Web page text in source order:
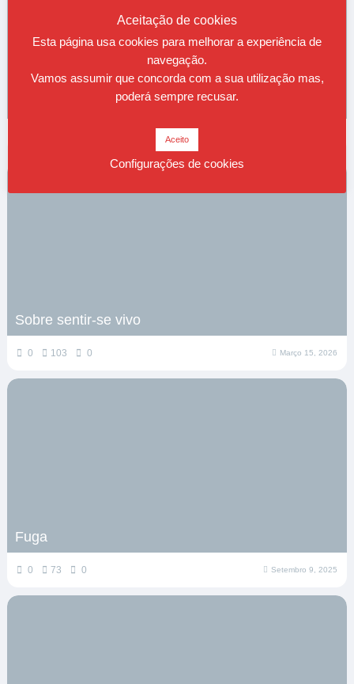
Sobre sentir-se vivo
0 103 0 Março 15, 2026
Fuga
0 73 0 Setembro 9, 2025
Aceitação de cookies
Esta página usa cookies para melhorar a experiência de
navegação.
Vamos assumir que concorda com a sua utilização mas,
poderá sempre recusar.
Aceito
Configurações de cookies